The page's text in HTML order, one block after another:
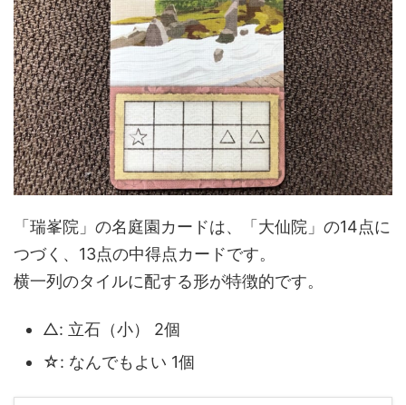
「瑞峯院」の名庭園カードは、「大仙院」の14点に
つづく、13点の中得点カードです。
横一列のタイルに配する形が特徴的です。
△: 立石（小） 2個
☆: なんでもよい 1個